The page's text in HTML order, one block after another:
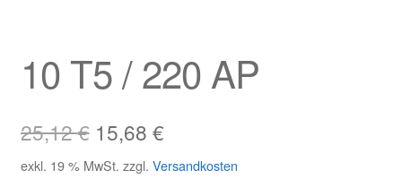
Kasse
Kontakt
10 T5 / 220 AP
25,12€ Ursprünglicher
Preis
15,68 €Aktueller
Preis
exkl. 19 % MwSt. zzgl. Versandkosten